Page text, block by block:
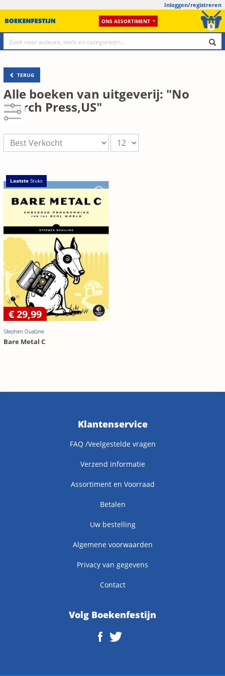
Inloggen/registreren
ONS ASSORTIMENT
0
TERUG
Alle boeken van uitgeverij: "No
Starch Press,US"
LaatsteStuks
€ 29,99
Stephen Oualline
Bare Metal C
Klantenservice
FAQ /Veelgestelde vragen
Verzend informatie
Assortiment en Voorraad
Betalen
Uw bestelling
Algemene voorwaarden
Privacy van gegevens
Contact
Volg Boekenfestijn